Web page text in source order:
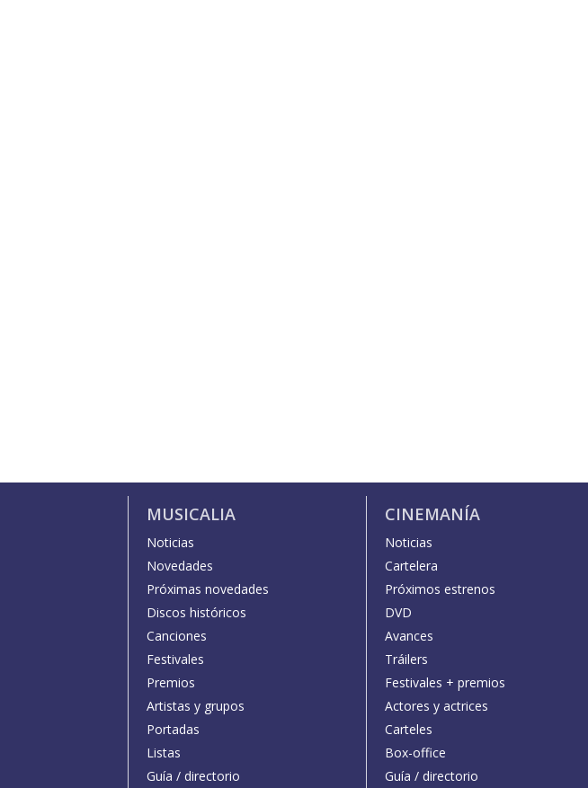
MUSICALIA
Noticias
Novedades
Próximas novedades
Discos históricos
Canciones
Festivales
Premios
Artistas y grupos
Portadas
Listas
Guía / directorio
CINEMANÍA
Noticias
Cartelera
Próximos estrenos
DVD
Avances
Tráilers
Festivales + premios
Actores y actrices
Carteles
Box-office
Guía / directorio